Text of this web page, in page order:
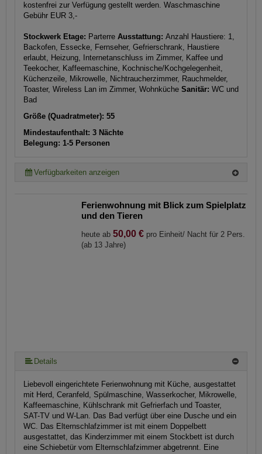
kostenfrei zur Verfügung gestellt werden. Waschmaschine
Gebühr EUR 3,-
Stockwerk Etage: Parterre Ausstattung: Anzahl Haustiere: 1,
Backofen, Essecke, Fernseher, Gefrierschrank, Haustiere
erlaubt, Heizung, Internetanschluss im Zimmer, Kaffee und
Teekocher, Kaffeemaschine, Kochnische/Kochgelegenheit,
Küchenzeile, Mikrowelle, Nichtraucherzimmer, Rauchmelder,
Toaster, Wireless Lan im Zimmer, Wohnküche Sanitär: WC und
Bad
Größe (Quadratmeter): 55
Mindestaufenthalt: 3 Nächte
Belegung: 1-5 Personen
Verfügbarkeiten anzeigen
Ferienwohnung mit Blick zum Spielplatz
und den Tieren
heute ab 50,00 € pro Einheit/ Nacht für 2 Pers.
(ab 13 Jahre)
Details
Liebevoll eingerichtete Ferienwohnung mit Küche, ausgestattet
mit Herd, Ceranfeld, Spülmaschine, Wasserkocher, Mikrowelle,
Kaffeemaschine, Kühlschrank mit Gefrierfach und Toaster,
SAT-TV und W-Lan. Das Bad verfügt über eine Dusche und ein
WC. Das Elternschlafzimmer ist mit einem Doppelbett
ausgestattet, das Kinderzimmer mit einem Stockbett ist durch
eine Schiebetür vom Elternschlafzimmer abgetrennt. Eine